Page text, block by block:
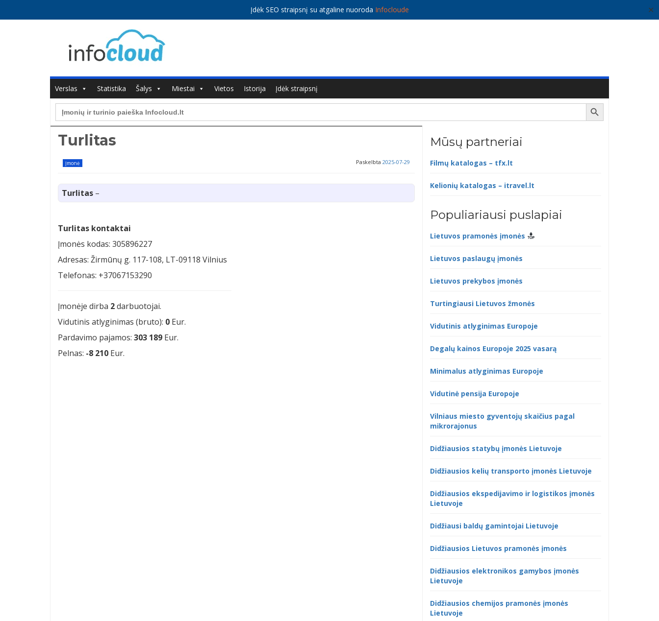
Įdėk SEO straipsnį su atgaline nuoroda Infocloude ✕
Verslas Statistika Šalys Miestai Vietos Istorija
Įdėk straipsnį
Search
for:
Search Button
Turlitas
Įmonė Paskelbta 2025-07-29
Turlitas –
Turlitas kontaktai
Įmonės kodas: 305896227
Adresas: Žirmūnų g. 117-108, LT-09118 Vilnius
Telefonas: +37067153290
Įmonėje dirba 2darbuotojai.
Vidutinis atlyginimas (bruto): 0 Eur.
Pardavimo pajamos: 303 189 Eur.
Pelnas: -8 210 Eur.
Mūsų partneriai
Filmų katalogas – tfx.lt
Kelionių katalogas – itravel.lt
Populiariausi puslapiai
Lietuvos pramonės įmonės
Lietuvos paslaugų įmonės
Lietuvos prekybos įmonės
Turtingiausi Lietuvos žmonės
Vidutinis atlyginimas Europoje
Degalų kainos Europoje 2025 vasarą
Minimalus atlyginimas Europoje
Vidutinė pensija Europoje
Vilniaus miesto gyventojų skaičius pagal
mikrorajonus
Didžiausios statybų įmonės Lietuvoje
Didžiausios kelių transporto įmonės Lietuvoje
Didžiausios ekspedijavimo ir logistikos įmonės
Lietuvoje
Didžiausi baldų gamintojai Lietuvoje
Didžiausios Lietuvos pramonės įmonės
Didžiausios elektronikos gamybos įmonės
Lietuvoje
Didžiausios chemijos pramonės įmonės
Lietuvoje